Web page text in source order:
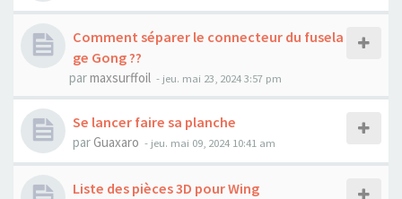
Comment séparer le connecteur du fusela
ge Gong ??
parmaxsurffoil - jeu. mai 23, 2024 3:57 pm
Se lancer faire sa planche
parGuaxaro - jeu. mai 09, 2024 10:41 am
Liste des pièces 3D pour Wing